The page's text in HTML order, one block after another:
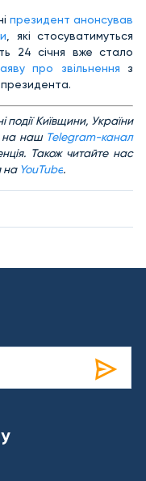
президент анонсував
, які стосуватимуться
24 січня вже стало
про звільнення з
Київщини, України
на наш Telegram-канал
Також читайте нас
на YouTube.